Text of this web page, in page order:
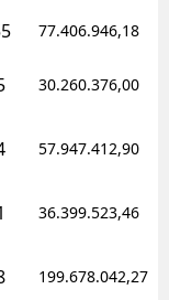
77.406.946,18
30.260.376,00
57.947.412,90
36.399.523,46
199.678.042,27